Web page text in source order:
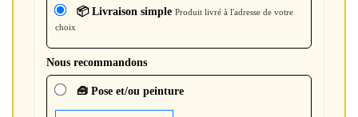
📦 Livraison simple Produit livré à l'adresse de votre
choix
Nous recommandons
🧰 Pose et/ou peinture